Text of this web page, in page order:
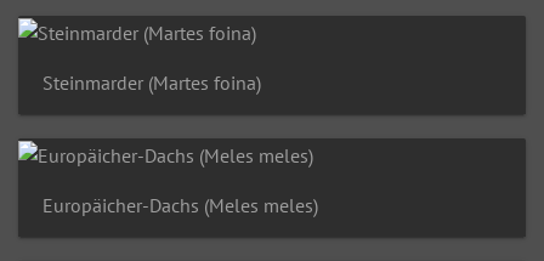
Steinmarder (Martes foina)
Europäicher-Dachs (Meles meles)